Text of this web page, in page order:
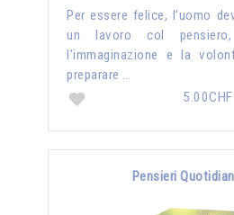
Per essere felice, l’uomo
un lavoro col
l’immaginazione e la
preparare …
5.00CHF
Pensieri